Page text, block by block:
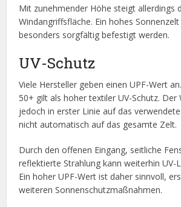
Mit zunehmender Höhe steigt allerdings
Windangriffsfläche. Ein hohes
besonders sorgfältig befestigt werden.
UV-Schutz
Viele Hersteller geben einen UPF-Wert
50+ gilt als hoher textiler UV-Schutz. Der
jedoch in erster Linie auf das
nicht automatisch auf das gesamte Zelt.
Durch den offenen Eingang, seitliche
reflektierte Strahlung kann weiterhin UV-
Ein hoher UPF-Wert ist daher sinnvoll,
weiteren Sonnenschutzmaßnahmen.